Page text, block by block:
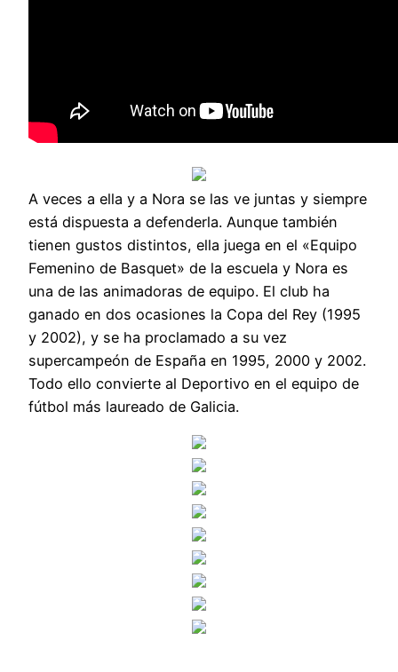
A veces a ella y a Nora se las ve juntas y siempre
está dispuesta a defenderla. Aunque también
tienen gustos distintos, ella juega en el «Equipo
Femenino de Basquet» de la escuela y Nora es
una de las animadoras de equipo. El club ha
ganado en dos ocasiones la Copa del Rey (1995
y 2002), y se ha proclamado a su vez
supercampeón de España en 1995, 2000 y 2002.
Todo ello convierte al Deportivo en el equipo de
fútbol más laureado de Galicia.